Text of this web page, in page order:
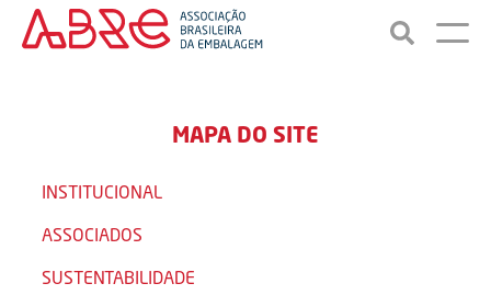
MAPA DO SITE
INSTITUCIONAL
ASSOCIADOS
SUSTENTABILIDADE